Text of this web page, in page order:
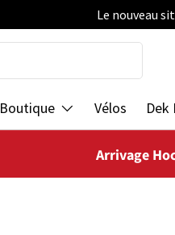
Le nouveau
Boutique Vélos Dek
Arrivage